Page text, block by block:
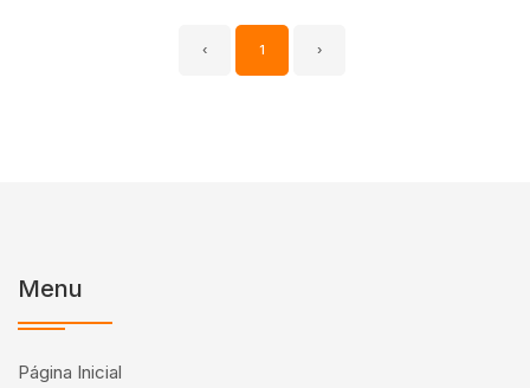
‹ 1 ›
Menu
Página Inicial